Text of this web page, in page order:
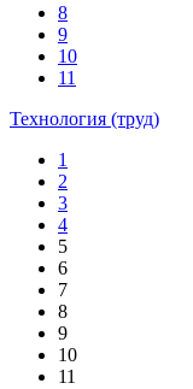
8
9
10
11
Технология (труд)
1
2
3
4
5
6
7
8
9
10
11